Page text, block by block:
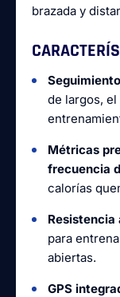
brazada y
de largos,
Métricas
frecuencia
calorías
Resistencia
para
abiertas.
GPS